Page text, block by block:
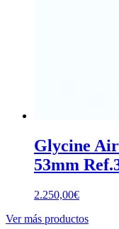
Glycine
53mm
2.250,00€
Ver más productos